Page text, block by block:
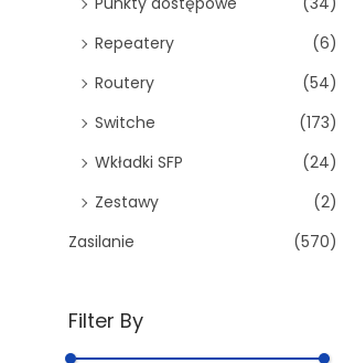
Repeatery
(6)
Routery
(54)
Switche
(173)
Wkładki SFP
(24)
Zestawy
(2)
Zasilanie
(570)
Filter By